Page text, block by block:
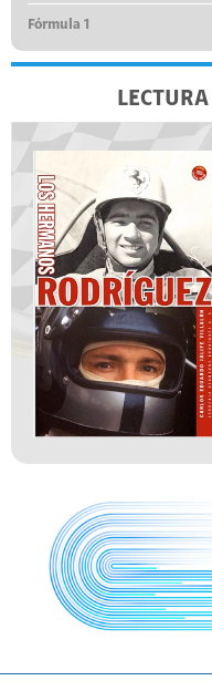
Fórmula 1